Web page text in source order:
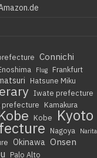
Connichi
Flug
Frankfurt
Hatsune Miku
Iwate prefecture
prefecture
Kamakura
Kobe Kyoto
Nagoya Narita
Okinawa Onsen
Palo Alto